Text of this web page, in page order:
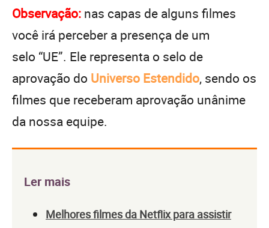
Observação: nas capas de alguns filmes
você irá perceber a presença de um
selo “UE”. Ele representa o selo de
aprovação do Universo Estendido, sendo os
filmes que receberam aprovação unânime
da nossa equipe.
Ler mais
Melhores filmes da Netflix para assistir